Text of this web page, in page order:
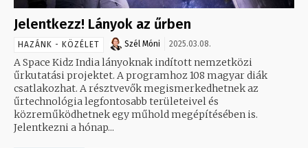
Jelentkezz! Lányok az űrben
HAZÁNK - KÖZÉLET Szél Móni 2025.03.08.
A Space Kidz India lányoknak indított nemzetközi
űrkutatási projektet. A programhoz 108 magyar diák
csatlakozhat. A résztvevők megismerkedhetnek az
űrtechnológia legfontosabb területeivel és
közreműködhetnek egy műhold megépítésében is.
Jelentkezni a hónap...